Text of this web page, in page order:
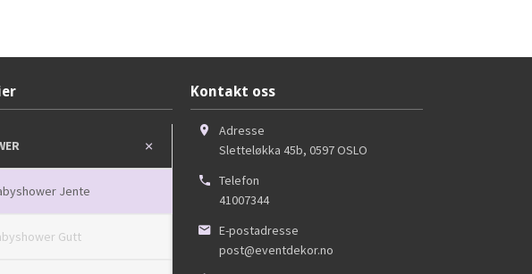
Jente
Gutt
Kontakt oss
Adresse
Sletteløkka 45b, 0597OSLO
Telefon
41007344
E-postadresse
post@eventdekor.no